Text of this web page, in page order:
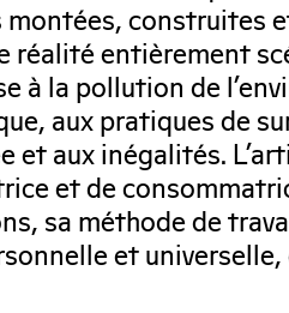
construites
réalité entièrement
à la pollution de
aux pratiques de
et aux inégalités.
et de
sa méthode de
et